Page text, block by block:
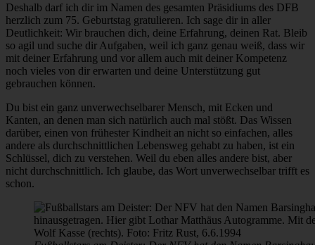
Deshalb darf ich dir im Namen des gesamten Präsidiums des DFB
herzlich zum 75. Geburtstag gratulieren. Ich sage dir in aller
Deutlichkeit: Wir brauchen dich, deine Erfahrung, deinen Rat. Bleib
so agil und suche dir Aufgaben, weil ich ganz genau weiß, dass wir
mit deiner Erfahrung und vor allem auch mit deiner Kompetenz
noch vieles von dir erwarten und deine Unterstützung gut
gebrauchen können.
Du bist ein ganz unverwechselbarer Mensch, mit Ecken und
Kanten, an denen man sich natürlich auch mal stößt. Das Wissen
darüber, einen von frühester Kindheit an nicht so einfachen, alles
andere als durchschnittlichen Lebensweg gehabt zu haben, ist ein
Schlüssel, dich zu verstehen. Weil du eben alles andere bist, aber
nicht durchschnittlich. Ich glaube, das Wort unverwechselbar trifft es
schon.